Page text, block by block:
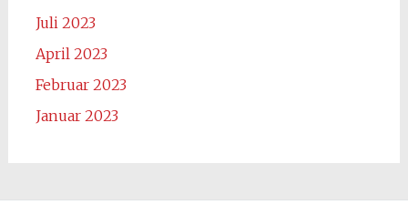
Juli 2023
April 2023
Februar 2023
Januar 2023